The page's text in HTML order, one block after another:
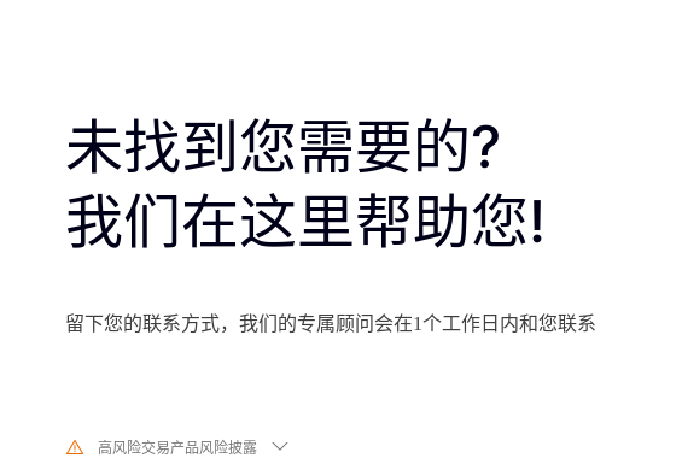
未找到您需要的?
我们在这里帮助您!
留下您的联系方式，我们的专属顾问会在1个工作日内和您联系
高风险交易产品风险披露